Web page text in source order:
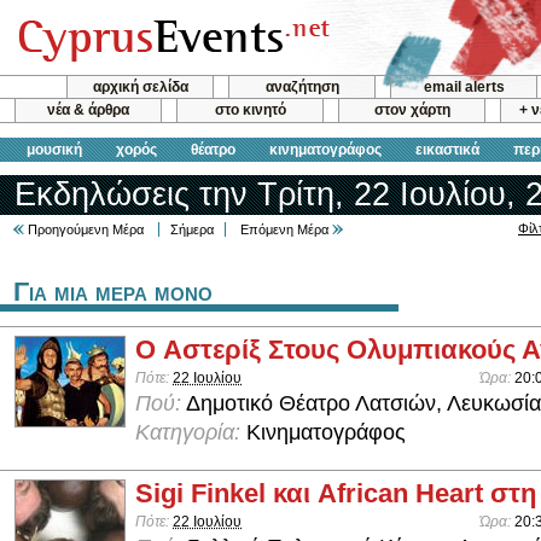
αρχική σελίδα αναζήτηση
email alerts
νέα & άρθρα
στο κινητό στον χάρτη +
μουσική χορός θέατρο κινηματογράφος εικαστικά
Εκδηλώσεις την Τρίτη, 22 Ιουλίου,
Προηγούμενη Μέρα Σήμερα Επόμενη Μέρα
Για μια μερα μονο
O Αστερίξ Στους Ολυμπιακούς
Πότε: 22 Ιουλίου Ώρα:
Πού: Δημοτικό Θέατρο Λατσιών, Λευκωσία
Κατηγορία: Κινηματογράφος
Sigi Finkel και African Heart
Πότε: 22 Ιουλίου Ώρα: